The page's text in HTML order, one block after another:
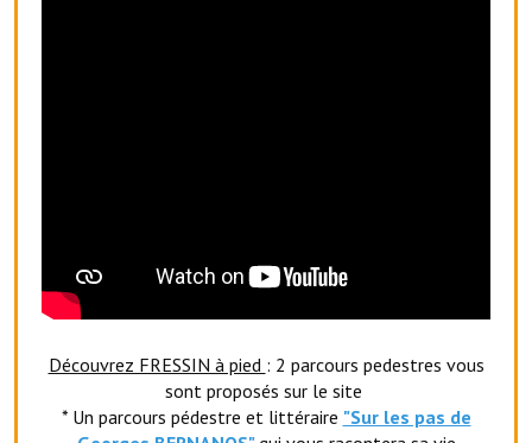
Equipements sportifs
Commerçants, artisans
Découvrez FRESSIN à pied : 2 parcours pedestres vous
sont proposés sur le site
* Un parcours pédestre et littéraire "Sur les pas de